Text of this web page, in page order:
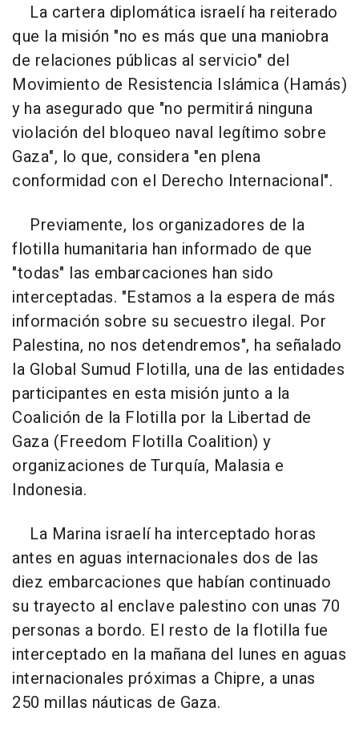
La cartera diplomática israelí ha reiterado
que la misión "no es más que una maniobra
de relaciones públicas al servicio" del
Movimiento de Resistencia Islámica (Hamás)
y ha asegurado que "no permitirá ninguna
violación del bloqueo naval legítimo sobre
Gaza", lo que, considera "en plena
conformidad con el Derecho Internacional".
Previamente, los organizadores de la
flotilla humanitaria han informado de que
"todas" las embarcaciones han sido
interceptadas. "Estamos a la espera de más
información sobre su secuestro ilegal. Por
Palestina, no nos detendremos", ha señalado
la Global Sumud Flotilla, una de las entidades
participantes en esta misión junto a la
Coalición de la Flotilla por la Libertad de
Gaza (Freedom Flotilla Coalition) y
organizaciones de Turquía, Malasia e
Indonesia.
La Marina israelí ha interceptado horas
antes en aguas internacionales dos de las
diez embarcaciones que habían continuado
su trayecto al enclave palestino con unas 70
personas a bordo. El resto de la flotilla fue
interceptado en la mañana del lunes en aguas
internacionales próximas a Chipre, a unas
250 millas náuticas de Gaza.